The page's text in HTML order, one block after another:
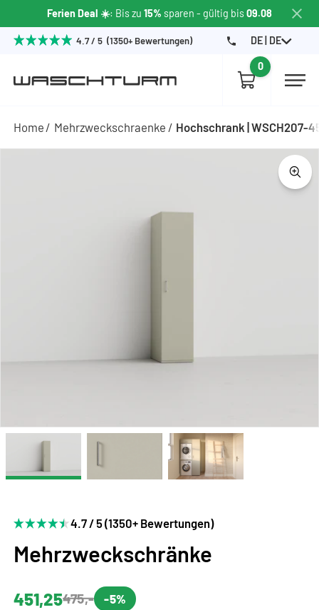
Ferien Deal ☀️: Bis zu 15% sparen - gültig bis09.08
4.7 / 5 (1350+ Bewertungen) DE | DE
0
Home Mehrzweckschraenke Hochschrank | WSCH207-
4.7 / 5 (1350+ Bewertungen)
Mehrzweckschränke
451,25475,- -5%